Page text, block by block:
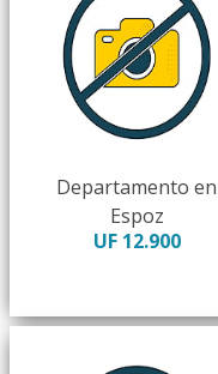
Departamento en
Espoz
UF 12.900